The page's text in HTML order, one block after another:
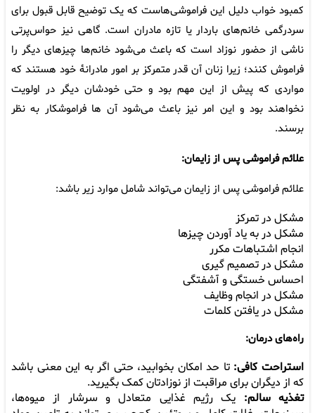
کمبود خواب دلیل این فراموشی‌هاست که یک توضیح قابل‌ قبول برای
سردرگمی خانم‌های باردار یا تازه ‌مادران است. گاهی نیز حواس‌پرتی
ناشی از حضور نوزاد است که باعث می‌شود خانم‌ها چیزهای دیگر را
فراموش کنند؛ زیرا زنان آن ‌قدر متمرکز بر امور مادرانۀ خود هستند که
مواردی که پیش از این مهم بود و حتی خودشان دیگر در اولویت
نخواهند بود و این امر نیز باعث می‌شود آن ها فراموشکار به نظر
برسند.
علائم فراموشی پس از زایمان:
علائم فراموشی پس از زایمان می‌تواند شامل موارد زیر باشد:
مشکل در تمرکز
مشکل در به یاد آوردن چیزها
انجام اشتباهات مکرر
مشکل در تصمیم گیری
احساس خستگی و آشفتگی
مشکل در انجام وظایف
مشکل در یافتن کلمات
راه‌های درمان:
استراحت کافی: تا حد امکان بخوابید، حتی اگر به این معنی باشد
که از دیگران برای مراقبت از نوزادتان کمک بگیرید.
تغذیه سالم: یک رژیم غذایی متعادل و سرشار از میوه‌ها،